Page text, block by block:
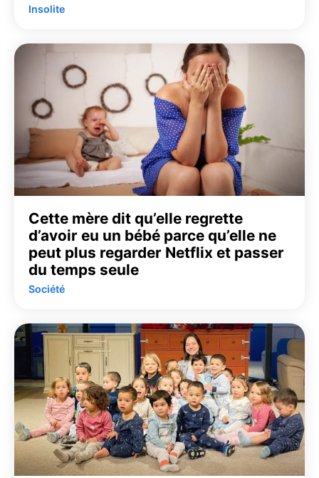
Insolite
Cette mère dit qu’elle regrette
d’avoir eu un bébé parce qu’elle ne
peut plus regarder Netflix et passer
du temps seule
Société